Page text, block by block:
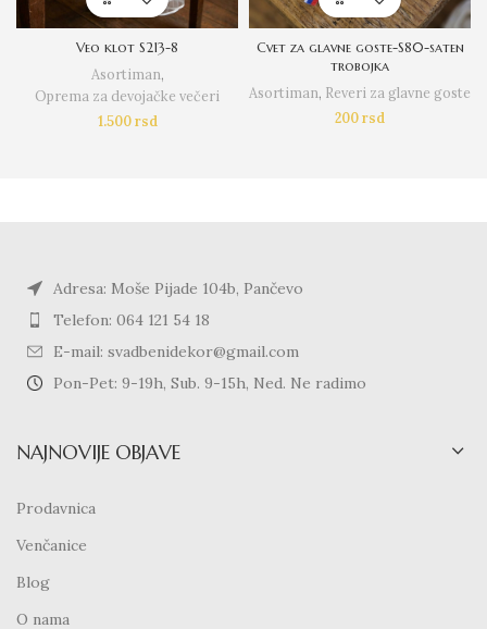
Veo klot S213-8
Asortiman,
Oprema za devojačke večeri
1.500rsd
Cvet za glavne goste-S80-saten
trobojka
Asortiman, Reveri za glavne goste
200rsd
Adresa: Moše Pijade 104b, Pančevo
Telefon: 064 121 54 18
E-mail: svadbenidekor@gmail.com
Pon-Pet: 9-19h, Sub. 9-15h, Ned. Ne radimo
NAJNOVIJE OBJAVE
Prodavnica
Venčanice
Blog
O nama